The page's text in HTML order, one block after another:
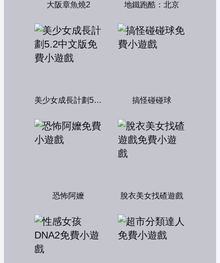
大阪章魚燒2 地鐵跑酷：北京
美少女成長計劃5.2中文版 搞怪碰碰球
恐怖阿嬤 脫衣美女找碴遊戲